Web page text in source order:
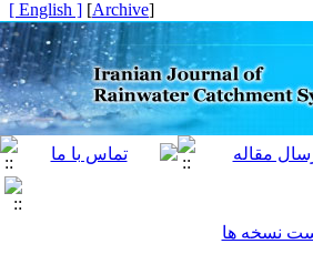
[
Archive
]
[ English ]
نسخه ها